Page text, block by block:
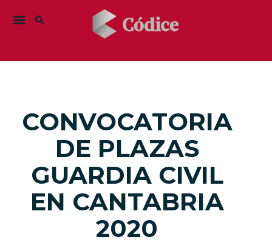
CONVOCATORIA
DE PLAZAS
GUARDIA CIVIL
EN CANTABRIA
2020